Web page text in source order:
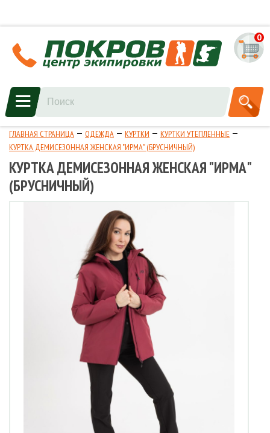
0
ГЛАВНАЯ СТРАНИЦА ОДЕЖДА КУРТКИ
КУРТКИ УТЕПЛЕННЫЕ
КУРТКА ДЕМИСЕЗОННАЯ ЖЕНСКАЯ "ИРМА" (БРУСНИЧНЫЙ)
КУРТКА ДЕМИСЕЗОННАЯ ЖЕНСКАЯ "ИРМА"
(БРУСНИЧНЫЙ)